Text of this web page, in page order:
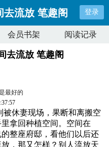
去流放 笔趣阁 登录
会员书架 阅读记录
去流放 笔趣阁
最好的
休妻现场，果断和离搬空
拿回种植空间。空间在
整座府邸，看他们以后还
，那又怎样？别人流放天